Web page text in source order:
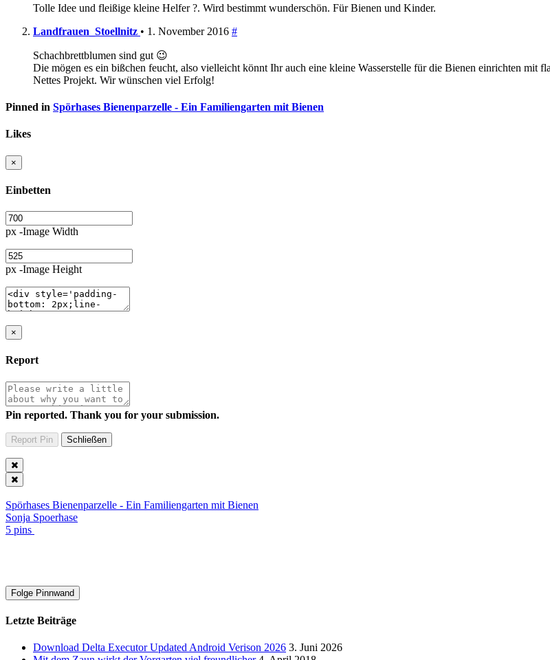
Tolle Idee und fleißige kleine Helfer ?. Wird bestimmt wunderschön. Für Bienen und Kinder.
Landfrauen_Stoellnitz • 1. November 2016 #
Schachbrettblumen sind gut 😉
Die mögen es ein bißchen feucht, also vielleicht könnt Ihr auch eine kleine Wasserstelle für die Bienen einrichten mit
Nettes Projekt. Wir wünschen viel Erfolg!
Pinned in Spörhases Bienenparzelle - Ein Familiengarten mit Bienen
Likes
×
Einbetten
px -Image Width
px -Image Height
×
Report
Pin reported. Thank you for your submission.
Spörhases Bienenparzelle - Ein Familiengarten mit Bienen
Sonja Spoerhase
5 pins
Folge Pinnwand
Letzte Beiträge
Download Delta Executor Updated Android Verison 2026 3. Juni 2026